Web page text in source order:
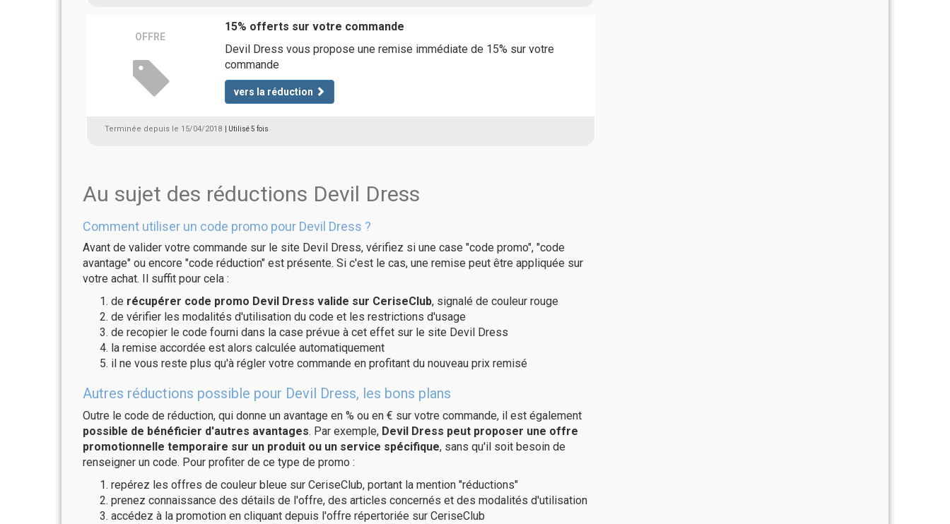
OFFRE
15% offerts sur votre commande
Devil Dress vous propose une remise immédiate de 15% sur votre
commande
vers la réduction
Terminée depuis le 15/04/2018 | Utilisé 5 fois
Au sujet des réductions Devil Dress
Comment utiliser un code promo pour Devil Dress ?
Avant de valider votre commande sur le site Devil Dress, vérifiez si une case "code promo", "code
avantage" ou encore "code réduction" est présente. Si c'est le cas, une remise peut être appliquée sur
votre achat. Il suffit pour cela :
de récupérer code promo Devil Dress valide sur CeriseClub, signalé de couleur rouge
de vérifier les modalités d'utilisation du code et les restrictions d'usage
de recopier le code fourni dans la case prévue à cet effet sur le site Devil Dress
la remise accordée est alors calculée automatiquement
il ne vous reste plus qu'à régler votre commande en profitant du nouveau prix remisé
Autres réductions possible pour Devil Dress, les bons plans
Outre le code de réduction, qui donne un avantage en % ou en € sur votre commande, il est également
possible de bénéficier d'autres avantages. Par exemple, Devil Dress peut proposer une offre
promotionnelle temporaire sur un produit ou un service spécifique, sans qu'il soit besoin de
renseigner un code. Pour profiter de ce type de promo :
repérez les offres de couleur bleue sur CeriseClub, portant la mention "réductions"
prenez connaissance des détails de l'offre, des articles concernés et des modalités d'utilisation
accédez à la promotion en cliquant depuis l'offre répertoriée sur CeriseClub